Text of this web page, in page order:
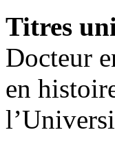
Titres
Docteur
en